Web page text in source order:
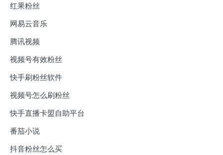
红果粉丝
网易云音乐
腾讯视频
视频号有效粉丝
快手刷粉丝软件
视频号怎么刷粉丝
快手直播卡盟自助平台
番茄小说
抖音粉丝怎么买